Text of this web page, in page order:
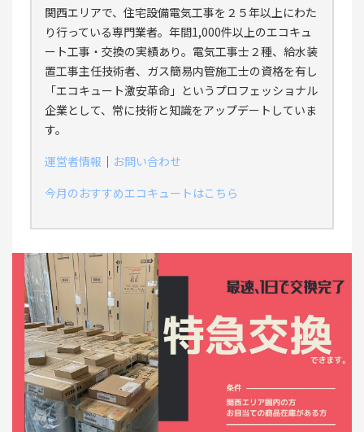
関西エリアで、住宅設備電気工事を２５年以上にわた
り行っている専門業者。年間1,000件以上のエコキュ
ート工事・交換の実績あり。電気工事士２種、給水装
置工事主任技術者、ガス簡易内管施工士の資格を有し
「エコキュート激安革命」というプロフェッショナル
企業として、常に技術と知識をアップデートしていま
す。
運営者情報 ｜ お問い合わせ
今月のおすすめエコキュートはこちら